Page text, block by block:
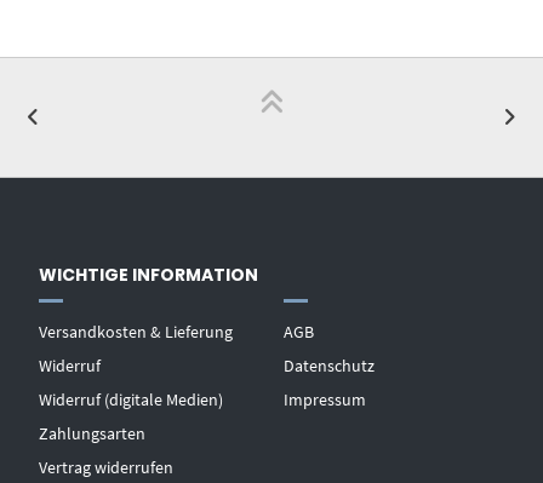
WICHTIGE INFORMATION
Versandkosten & Lieferung
Widerruf
Widerruf (digitale Medien)
Zahlungsarten
Vertrag widerrufen
AGB
Datenschutz
Impressum